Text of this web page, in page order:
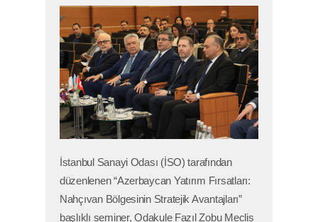
İstanbul Sanayi Odası (İSO) tarafından
düzenlenen “Azerbaycan Yatırım Fırsatları:
Nahçıvan Bölgesinin Stratejik Avantajları”
başlıklı seminer, Odakule Fazıl Zobu Meclis